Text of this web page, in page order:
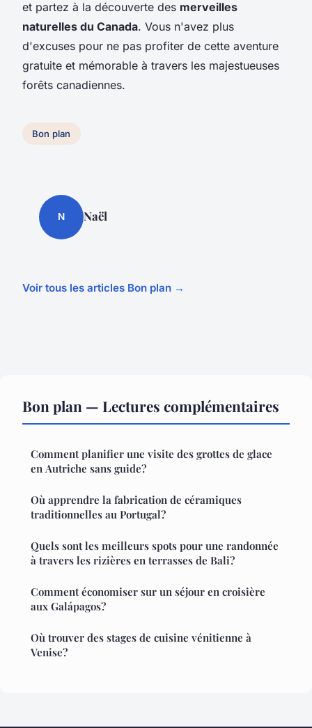
et partez à la découverte des merveilles
naturelles du Canada. Vous n'avez plus
d'excuses pour ne pas profiter de cette aventure
gratuite et mémorable à travers les majestueuses
forêts canadiennes.
Bon plan
N Naël
Voir tous les articles Bon plan →
Bon plan — Lectures complémentaires
Comment planifier une visite des grottes de glace
en Autriche sans guide?
Où apprendre la fabrication de céramiques
traditionnelles au Portugal?
Quels sont les meilleurs spots pour une randonnée
à travers les rizières en terrasses de Bali?
Comment économiser sur un séjour en croisière
aux Galápagos?
Où trouver des stages de cuisine vénitienne à
Venise?